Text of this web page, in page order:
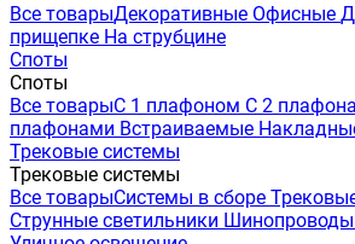
Все товарыДекоративные Офисные
прищепке На струбцине
Споты
Споты
Все товарыС 1 плафоном С 2
плафонами Встраиваемые
Трековые системы
Трековые системы
Все товарыСистемы в сборе
Струнные светильники Шинопроводы